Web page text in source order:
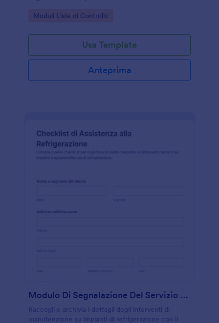
Jotform.
Go to Category:
Moduli Liste di Controllo
Usa Template
Anteprima
Modulo Di Segnalazione Del Servizio Di Refrigerazione
Raccogli e archivia i dettagli degli interventi di
manutenzione su impianti di refrigerazione con il